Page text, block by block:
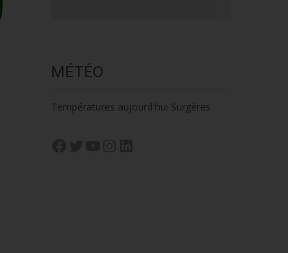
MÉTÉO
Températures aujourd'hui Surgères